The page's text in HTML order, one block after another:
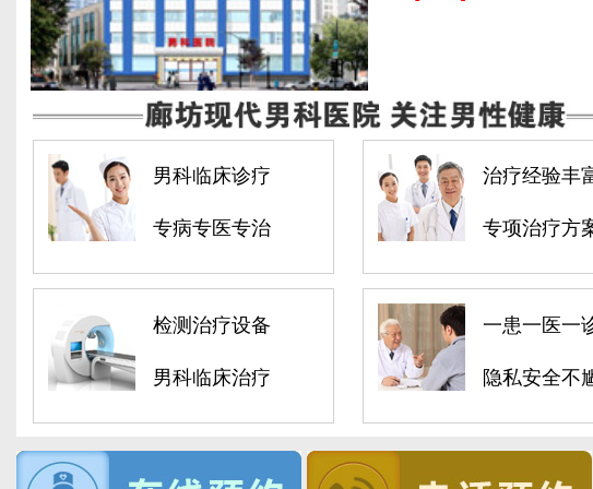
男科临床诊疗
专病专医专治
治疗经验丰
专项治疗方
检测治疗设备
男科临床治疗
一患一医一
隐私安全不